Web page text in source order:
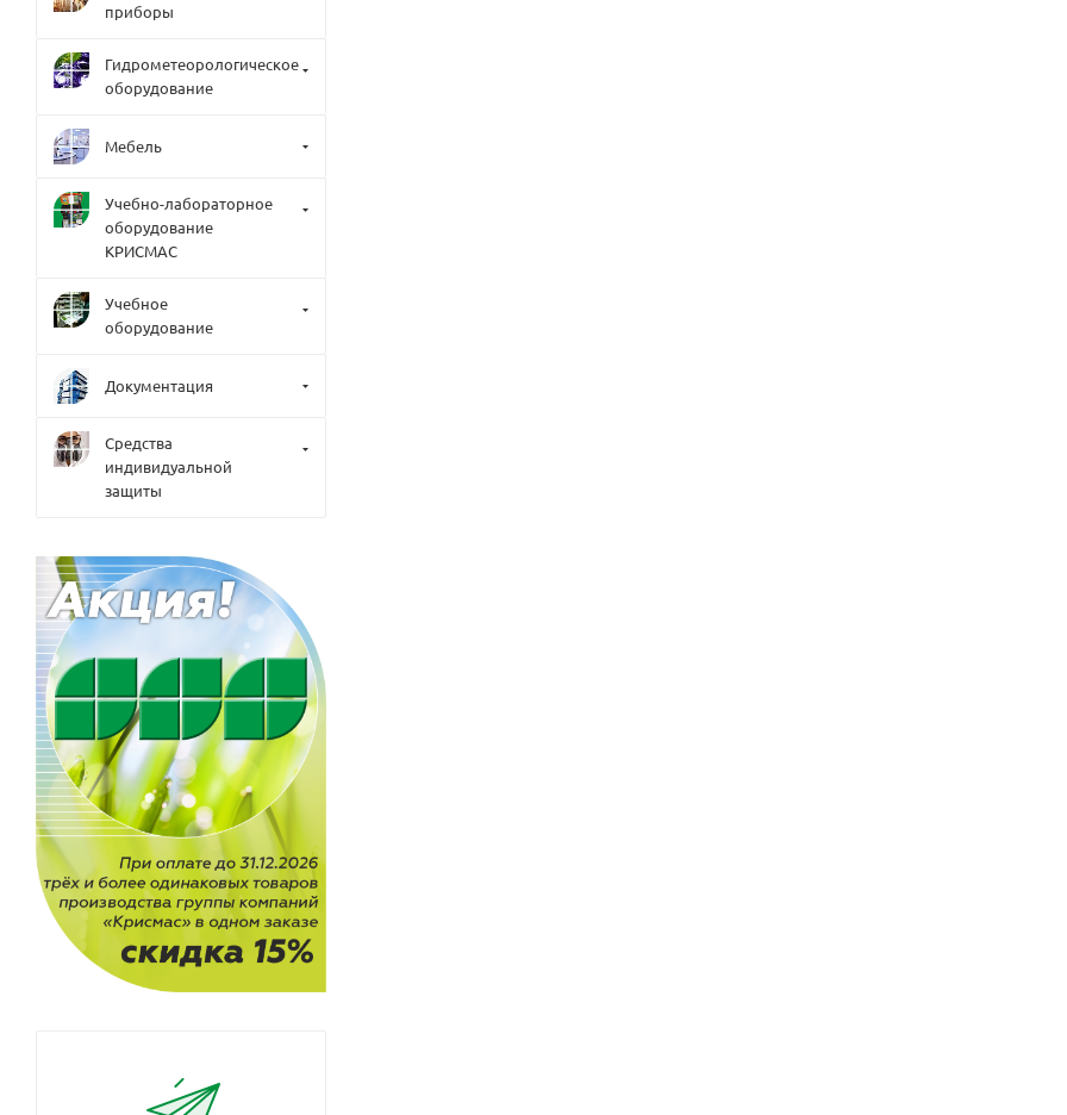
приборы
Гидрометеорологическое
оборудование
Мебель
Учебно-лабораторное
оборудование
КРИСМАС
Учебное
оборудование
Документация
Средства
индивидуальной
защиты